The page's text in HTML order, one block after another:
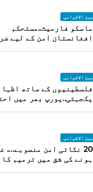
بین الاقوامی
ماسکو فارمیٹ..مستحکم
افغانستان امن کے لیے
بین الاقوامی
فلسطینیوں کے ساتھ
یکجہتی..یورپ بھر میں
بین الاقوامی
20 نکاتی امن منصوبے….
ہونے کی شق میں ترمیم کا